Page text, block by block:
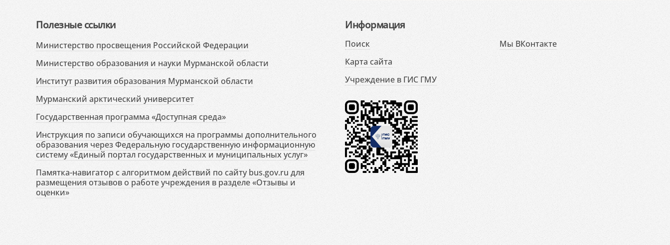
Полезные ссылки
Министерство просвещения Российской Федерации
Министерство образования и науки Мурманской области
Институт развития образования Мурманской области
Мурманский арктический университет
Государственная программа «Доступная среда»
Инструкция по записи обучающихся на программы дополнительного
образования через Федеральную государственную информационную
систему «Единый портал государственных и муниципальных услуг»
Памятка-навигатор с алгоритмом действий по сайту bus.gov.ru для
размещения отзывов о работе учреждения в разделе «Отзывы и
оценки»
Информация
Поиск
Карта сайта
Учреждение в ГИС ГМУ
Мы ВКонтакте